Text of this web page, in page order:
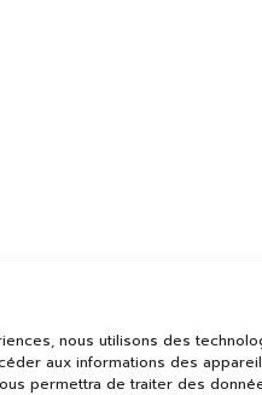
nous utilisons des
aux informations des
permettra de traiter des